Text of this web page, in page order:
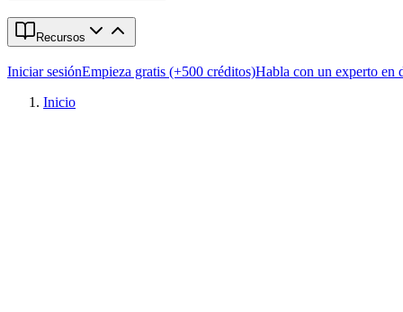
Recursos
Iniciar sesiónEmpieza gratis (+500 créditos)Habla con un experto en
Inicio